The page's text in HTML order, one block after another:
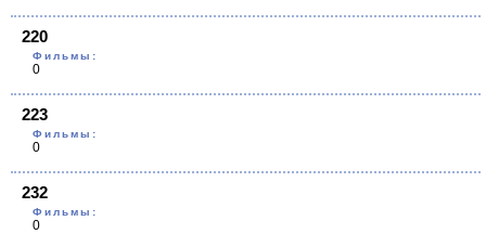
220
Фильмы:
0
223
Фильмы:
0
232
Фильмы:
0